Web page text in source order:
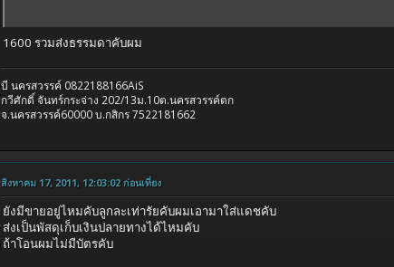
1600 รวมส่งธรรมดาคับผม
บี นครสวรรค์ 0822188166AiS
กวีศักดิ์ จันทร์กระจ่าง 202/13ม.10ต.นครสวรรค์ตก
จ.นครสวรรค์60000 บ.กสิกร 7522181662
สิงหาคม 17, 2011, 12:03:02 ก่อนเที่ยง
ยังมีขายอยู่ไหมคับลูกละเท่ารัยคับผมเอามาใส่แดชคับ
ส่งเป็นพัสดุเก็บเงินปลายทางได้ไหมคับ
ถ้าโอนผมไม่มีบัตรคับ